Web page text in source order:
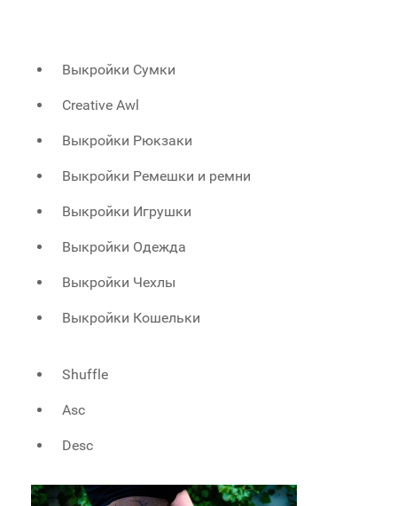
Выкройки Сумки
Creative Awl
Выкройки Рюкзаки
Выкройки Ремешки и ремни
Выкройки Игрушки
Выкройки Одежда
Выкройки Чехлы
Выкройки Кошельки
Shuffle
Asc
Desc